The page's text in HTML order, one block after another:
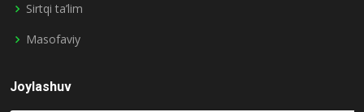
Sirtqi ta’lim
Masofaviy
Joylashuv